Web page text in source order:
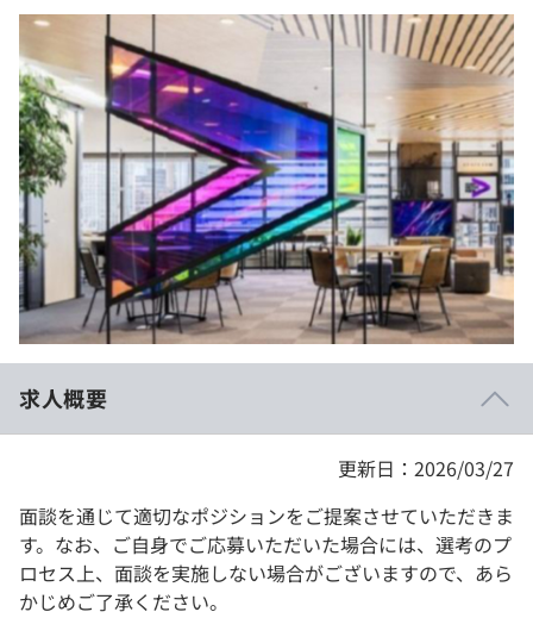
新卒エージェント
イベント・セミナー
インタビュー
就活成功ガイド
ナレッジ
リファレンス
プラン
個人向けプラン
法人向けプラン
契約内容・クーポン
評価結果一覧
再チャレンジ結果一覧
Tech Team Journal
paiza times
note
paizaとは？
求人概要
更新日：2026/03/27
面談を通じて適切なポジションをご提案させていただきま
す。なお、ご自身でご応募いただいた場合には、選考のプ
ロセス上、面談を実施しない場合がございますので、あら
かじめご了承ください。